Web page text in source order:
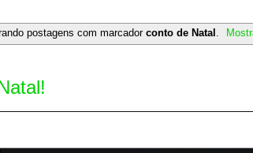
postagens com marcador conto de Natal